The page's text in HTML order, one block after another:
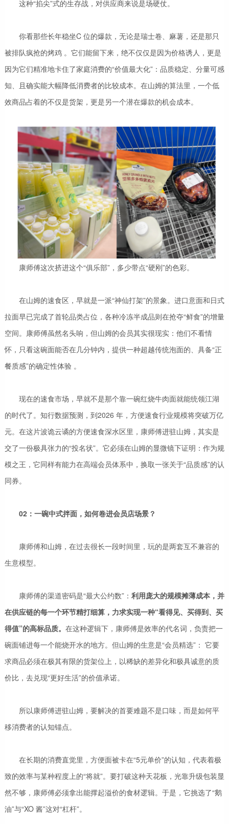
这种“掐尖”式的生存战，对供应商来说是场硬仗。
你看那些长年稳坐C 位的爆款，无论是瑞士卷、麻薯，还是那只
被排队疯抢的烤鸡 。它们能留下来，绝不仅仅是因为价格诱人，更是
因为它们精准地卡住了家庭消费的“价值最大化”：品质稳定、分量可感
知、且确实能大幅降低消费者的比较成本。在山姆的算法里，一个低
效商品占着的不仅是货架，更是另一个潜在爆款的机会成本。
康师傅这次挤进这个“俱乐部”，多少带点“硬刚”的色彩。
在山姆的速食区，早就是一派“神仙打架”的景象。进口意面和日式
拉面早已完成了首轮品类占位，各种冷冻半成品则在抢夺“鲜食”的增量
空间。康师傅虽然名头响，但山姆的会员其实很现实： 他们不看情
怀，只看这碗面能否在几分钟内，提供一种超越传统泡面的、具备“正
餐质感”的确定性体验 。
现在的速食市场，早就不是那个靠一碗红烧牛肉面就能统领江湖
的时代了。知行数据预测，到2026 年，方便速食行业规模将突破万亿
元。在这片波诡云谲的方便速食深水区里，康师傅进驻山姆，其实是
交了一份极具张力的“投名状”。它必须在山姆的显微镜下证明：作为规
模之王，它同样有能力在高端会员体系中，换取一张关于“品质感”的认
同券。
02：一碗中式拌面，如何卷进会员店场景？
康师傅和山姆，在过去很长一段时间里，玩的是两套互不兼容的
生意模型。
康师傅的渠道密码是“最大公约数”： 利用庞大的规模摊薄成本，并
在供应链的每一个环节精打细算，力求实现一种“看得见、买得到、买
得值”的高标品质。 在这种逻辑下，康师傅是效率的代名词，负责把一
碗面铺进每一个能烧开水的地方。但山姆的生意是“会员精选”： 它要
求商品必须在极其有限的货架位上，以稀缺的差异化和极具诚意的质
价比，去兑现“更好生活”的价值承诺。
所以康师傅进驻山姆，要解决的首要难题不是口味，而是如何平
移消费者的认知锚点。
在长期的消费直觉里，方便面被卡在“5元单价”的认知，代表着极
致的效率与某种程度上的“将就”。要打破这种天花板，光靠升级包装显
然不够，康师傅必须拿出能撑起溢价的食材逻辑。于是，它挑选了“鹅
油”与“XO 酱”这对“杠杆”。